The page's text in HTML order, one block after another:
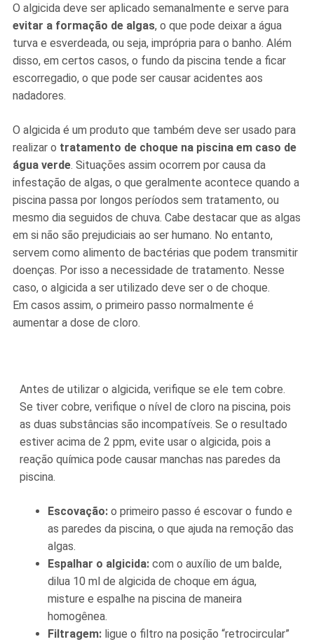
O algicida deve ser aplicado semanalmente e serve para
evitar a formação de algas, o que pode deixar a água
turva e esverdeada, ou seja, imprópria para o banho. Além
disso, em certos casos, o fundo da piscina tende a ficar
escorregadio, o que pode ser causar acidentes aos
nadadores.
O algicida é um produto que também deve ser usado para
realizar o tratamento de choque na piscina em caso de
água verde. Situações assim ocorrem por causa da
infestação de algas, o que geralmente acontece quando a
piscina passa por longos períodos sem tratamento, ou
mesmo dia seguidos de chuva. Cabe destacar que as algas
em si não são prejudiciais ao ser humano. No entanto,
servem como alimento de bactérias que podem transmitir
doenças. Por isso a necessidade de tratamento. Nesse
caso, o algicida a ser utilizado deve ser o de choque.
Em casos assim, o primeiro passo normalmente é
aumentar a dose de cloro.
Antes de utilizar o algicida, verifique se ele tem cobre.
Se tiver cobre, verifique o nível de cloro na piscina, pois
as duas substâncias são incompatíveis. Se o resultado
estiver acima de 2 ppm, evite usar o algicida, pois a
reação química pode causar manchas nas paredes da
piscina.
Escovação: o primeiro passo é escovar o fundo e
as paredes da piscina, o que ajuda na remoção das
algas.
Espalhar o algicida: com o auxílio de um balde,
dilua 10 ml de algicida de choque em água,
misture e espalhe na piscina de maneira
homogênea.
Filtragem: ligue o filtro na posição “retrocircular”